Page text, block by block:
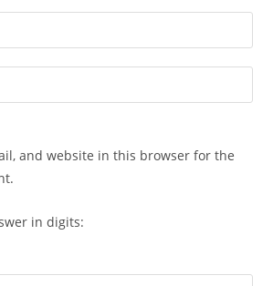
and website in this browser for the
in digits: